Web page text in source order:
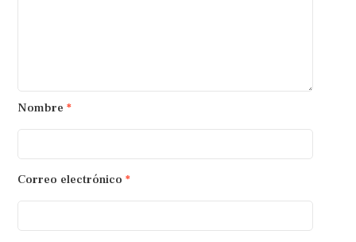
Nombre *
Correo electrónico *